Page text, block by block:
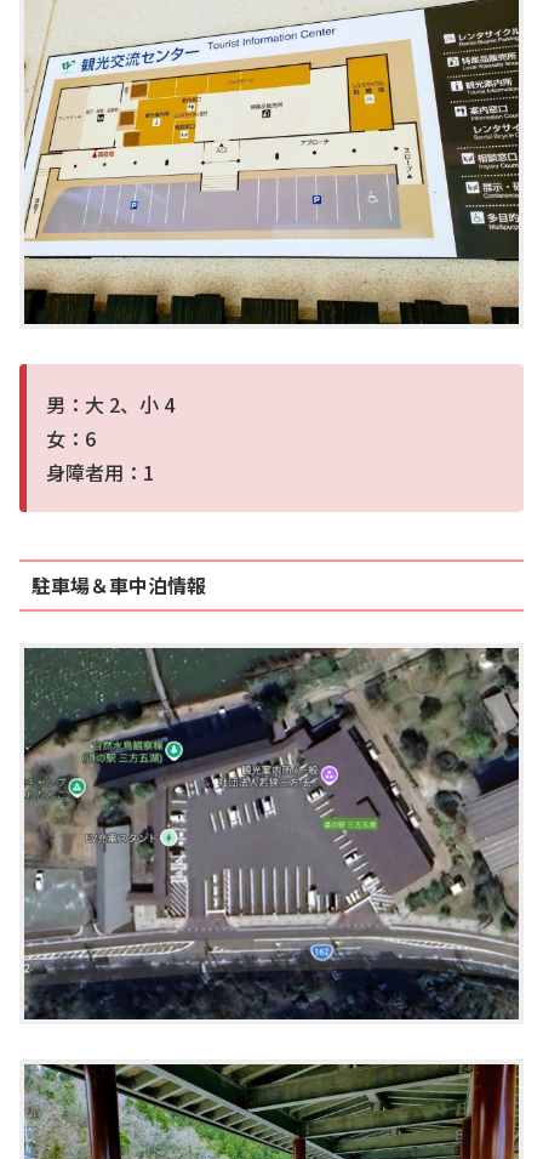
男：大 2、小 4
女：6
身障者用：1
駐車場＆車中泊情報